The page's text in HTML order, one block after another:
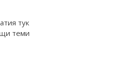
тук
теми